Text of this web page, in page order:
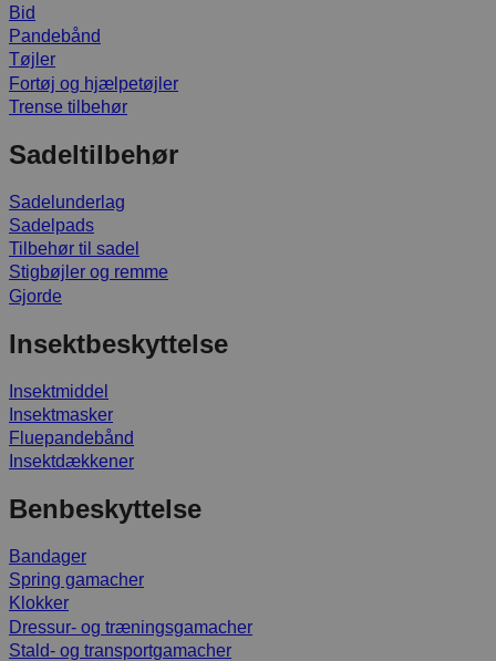
Bid
Pandebånd
Tøjler
Fortøj og hjælpetøjler
Trense tilbehør
Sadeltilbehør
Sadelunderlag
Sadelpads
Tilbehør til sadel
Stigbøjler og remme
Gjorde
Insektbeskyttelse
Insektmiddel
Insektmasker
Fluepandebånd
Insektdækkener
Benbeskyttelse
Bandager
Spring gamacher
Klokker
Dressur- og træningsgamacher
Stald- og transportgamacher